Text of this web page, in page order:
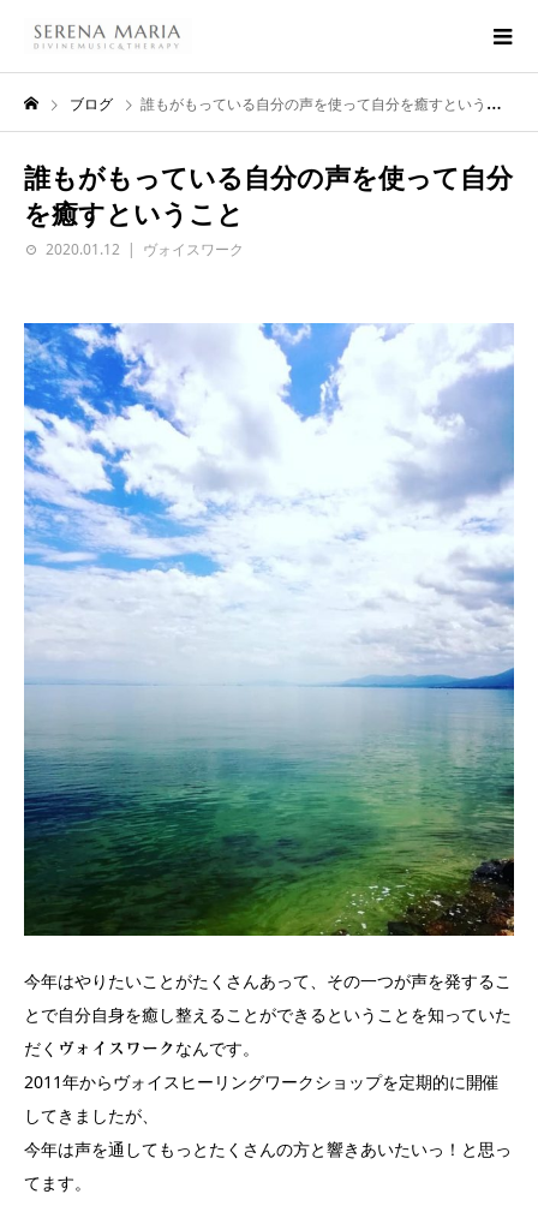
ブログ 誰もがもっている自分の声を使って自分を癒すということ
誰もがもっている自分の声を使って自分
を癒すということ
2020.01.12 ヴォイスワーク
今年はやりたいことがたくさんあって、その一つが声を発するこ
とで自分自身を癒し整えることができるということを知っていた
だく ヴォイスワーク なんです。
2011年からヴォイスヒーリングワークショップを定期的に開催
してきましたが、
今年は声を通してもっとたくさんの方と響きあいたいっ！と思っ
てます。